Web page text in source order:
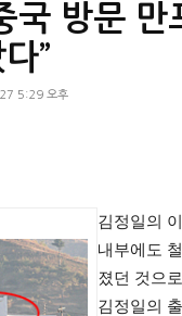
국 방문 만
”
5:29 오후
김정일의
내부에도
졌던 것으
김정일의